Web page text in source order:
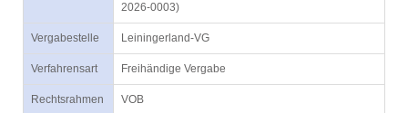
2026-0003)
Vergabestelle Leiningerland-VG
Verfahrensart Freihändige Vergabe
Rechtsrahmen VOB